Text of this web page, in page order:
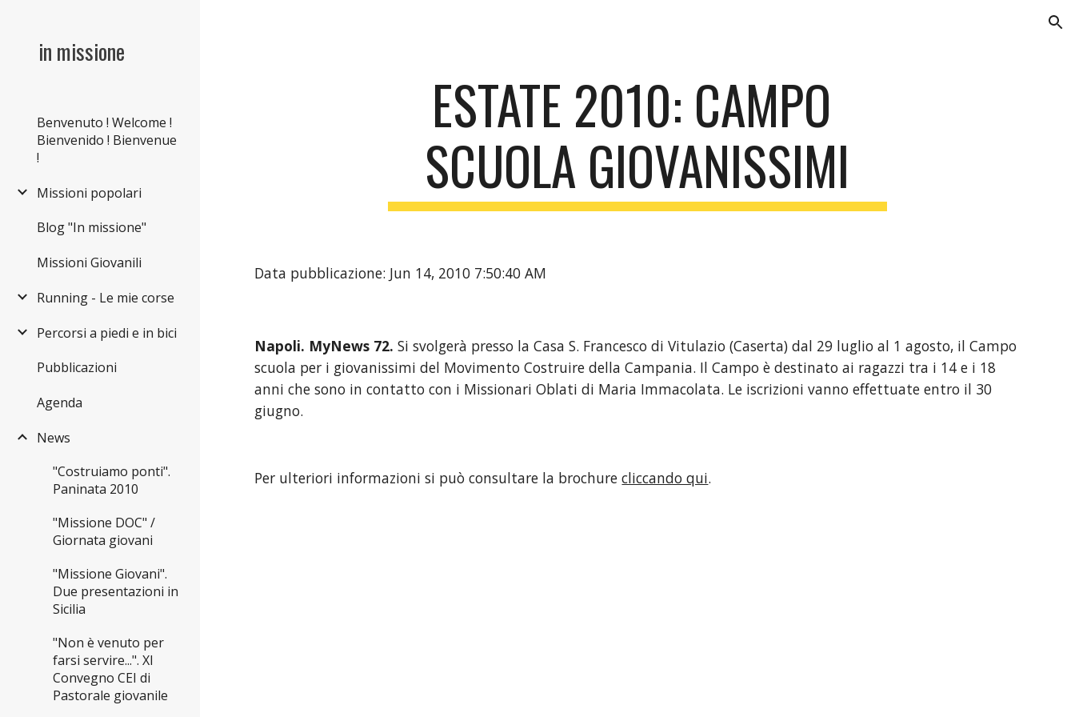
in missione
Benvenuto ! Welcome !
Bienvenido ! Bienvenue
!
Missioni popolari
Blog "In missione"
Missioni Giovanili
Running - Le mie corse
Percorsi a piedi e in bici
Pubblicazioni
Agenda
News
"Costruiamo ponti".
Paninata 2010
"Missione DOC" /
Giornata giovani
"Missione Giovani".
Due presentazioni in
Sicilia
"Non è venuto per
farsi servire...". XI
Convegno CEI di
Pastorale giovanile
ESTATE 2010: CAMPO
SCUOLA GIOVANISSIMI
Data pubblicazione: Jun 14, 2010 7:50:40 AM
Napoli. MyNews 72. Si svolgerà presso la Casa S. Francesco di Vitulazio (Caserta) dal 29 luglio al 1 agosto, il Campo
scuola per i giovanissimi del Movimento Costruire della Campania. Il Campo è destinato ai ragazzi tra i 14 e i 18
anni che sono in contatto con i Missionari Oblati di Maria Immacolata. Le iscrizioni vanno effettuate entro il 30
giugno.
Per ulteriori informazioni si può consultare la brochure cliccando qui.